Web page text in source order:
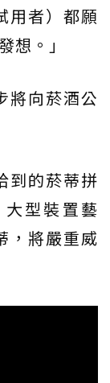
用者）都願
想。」
將向菸酒公
到的菸蒂拼
型裝置藝
，將嚴重威